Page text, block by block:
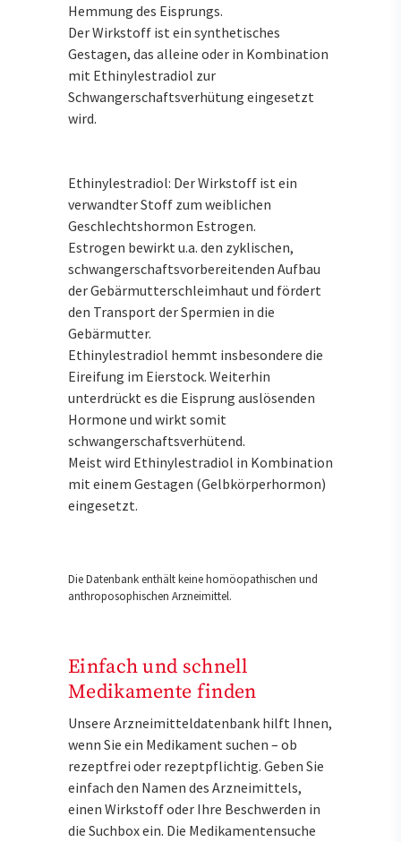
Hemmung des Eisprungs.
Der Wirkstoff ist ein synthetisches
Gestagen, das alleine oder in Kombination
mit Ethinylestradiol zur
Schwangerschaftsverhütung eingesetzt
wird.
Ethinylestradiol: Der Wirkstoff ist ein
verwandter Stoff zum weiblichen
Geschlechtshormon Estrogen.
Estrogen bewirkt u.a. den zyklischen,
schwangerschaftsvorbereitenden Aufbau
der Gebärmutterschleimhaut und fördert
den Transport der Spermien in die
Gebärmutter.
Ethinylestradiol hemmt insbesondere die
Eireifung im Eierstock. Weiterhin
unterdrückt es die Eisprung auslösenden
Hormone und wirkt somit
schwangerschaftsverhütend.
Meist wird Ethinylestradiol in Kombination
mit einem Gestagen (Gelbkörperhormon)
eingesetzt.
Die Datenbank enthält keine homöopathischen und
anthroposophischen Arzneimittel.
Einfach und schnell
Medikamente finden
Unsere Arzneimitteldatenbank hilft Ihnen,
wenn Sie ein Medikament suchen – ob
rezeptfrei oder rezeptpflichtig. Geben Sie
einfach den Namen des Arzneimittels,
einen Wirkstoff oder Ihre Beschwerden in
die Suchbox ein. Die Medikamentensuche